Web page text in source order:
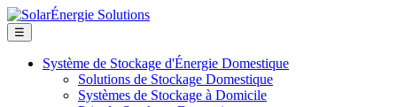
☰
Système de Stockage d'Énergie Domestique
Solutions de Stockage Domestique
Systèmes de Stockage à Domicile